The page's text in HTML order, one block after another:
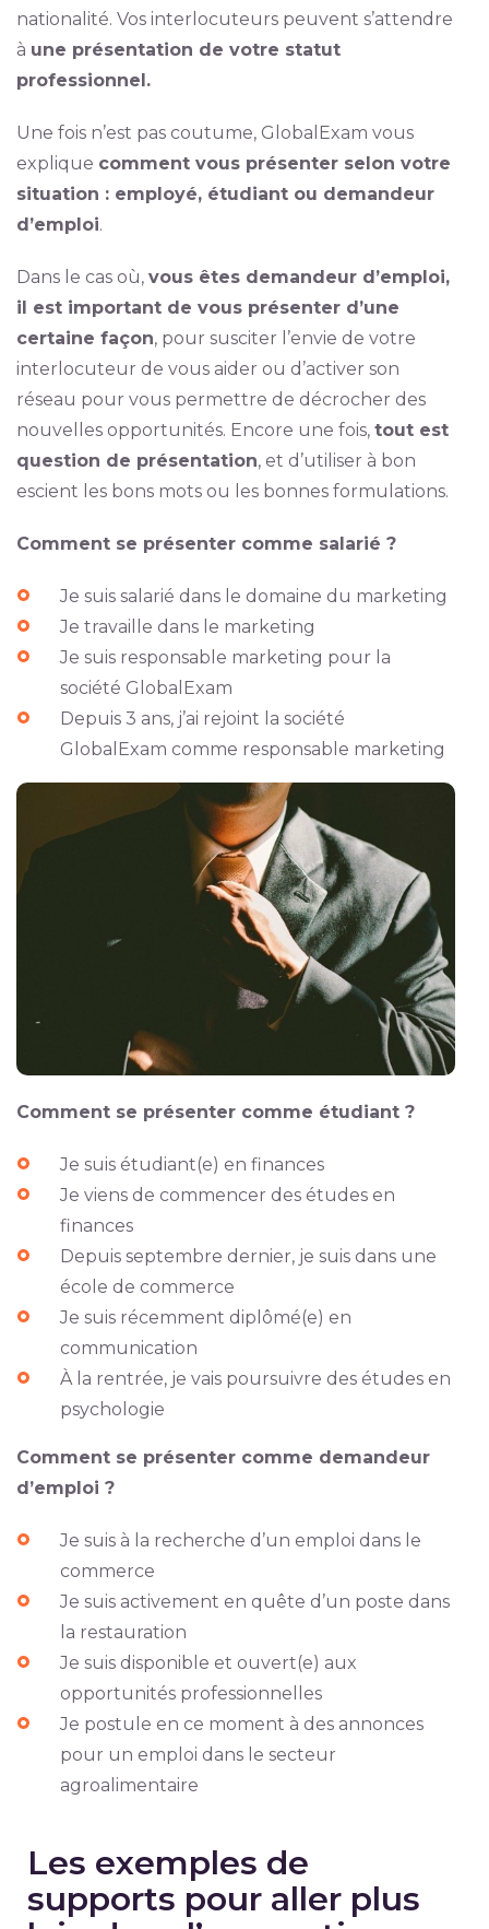
nationalité. Vos interlocuteurs peuvent s’attendre
à une présentation de votre statut
professionnel.
Une fois n’est pas coutume, GlobalExam vous
explique comment vous présenter selon votre
situation : employé, étudiant ou demandeur
d’emploi.
Dans le cas où, vous êtes demandeur d’emploi,
il est important de vous présenter d’une
certaine façon, pour susciter l’envie de votre
interlocuteur de vous aider ou d’activer son
réseau pour vous permettre de décrocher des
nouvelles opportunités. Encore une fois, tout est
question de présentation, et d’utiliser à bon
escient les bons mots ou les bonnes formulations.
Comment se présenter comme salarié ?
Je suis salarié dans le domaine du marketing
Je travaille dans le marketing
Je suis responsable marketing pour la
société GlobalExam
Depuis 3 ans, j’ai rejoint la société
GlobalExam comme responsable marketing
Comment se présenter comme étudiant ?
Je suis étudiant(e) en finances
Je viens de commencer des études en
finances
Depuis septembre dernier, je suis dans une
école de commerce
Je suis récemment diplômé(e) en
communication
À la rentrée, je vais poursuivre des études en
psychologie
Comment se présenter comme demandeur
d’emploi ?
Je suis à la recherche d’un emploi dans le
commerce
Je suis activement en quête d’un poste dans
la restauration
Je suis disponible et ouvert(e) aux
opportunités professionnelles
Je postule en ce moment à des annonces
pour un emploi dans le secteur
agroalimentaire
Les exemples de
supports pour aller plus